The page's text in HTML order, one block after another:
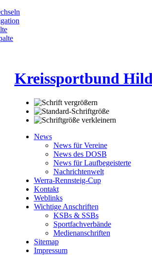
Kreissportbund
News
News für Vereine
News des DOSB
News für Laufbegeisterte
Nachrichtenwelt
Werra-Rennsteig-Cup
Kontakt
Weblinks
Wichtige Anschriften
KSBs & SSBs
Sportfachverbände
Medienanschriften
Sitemap
Impressum